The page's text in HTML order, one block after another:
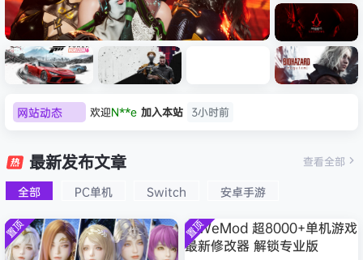
虚拟机版/
HYPERVISOR》
版
包下载 解压即玩
《识质存
在/PRAG
MATA》
免安装中
文版
《乐高蝙
蝠侠：黑
暗骑士之
Dark
Creed
拟机
速：地平
线
6（Forza
Horizon
6）免安装
中文版
心/Atomi
c
Heart》
文版
n Desert
HYPERVI
SOR）免
安装中文
版
9：安魂
Requiem
）免安装
中文版
网站动态 欢迎N**e 加入本站
3小时前
欢迎
兔****
欢迎q********6
大**颠
签到获取 点积分 8月8日
欢迎我*的 加入本站
8月8日
欢迎D****Z 加入本站 8月7日
最新发布文章
全部 PC单机 Switch 安卓手游
查看全部
置顶 置顶